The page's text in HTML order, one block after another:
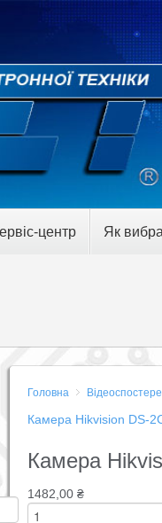
центр Як
Головна
Камера Hikvision DS-
Камера
1482,00 ₴